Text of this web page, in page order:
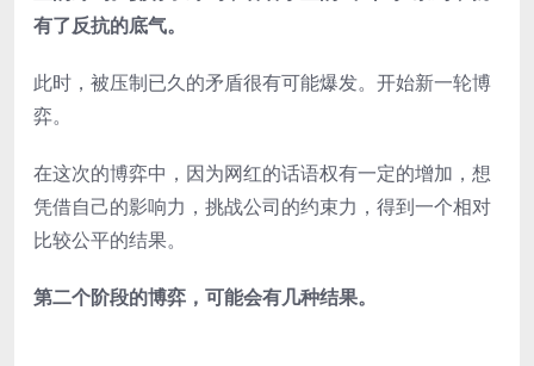
有了反抗的底气。
此时，被压制已久的矛盾很有可能爆发。开始新一轮博
弈。
在这次的博弈中，因为网红的话语权有一定的增加，想
凭借自己的影响力，挑战公司的约束力，得到一个相对
比较公平的结果。
第二个阶段的博弈，可能会有几种结果。